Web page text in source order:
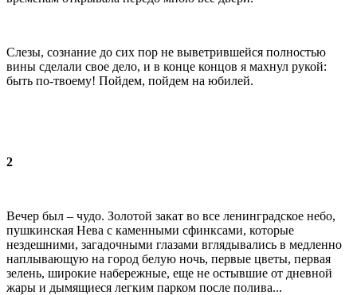
Слезы, сознание до сих пор не выветрившейся полностью
вины сделали свое дело, и в конце концов я махнул рукой:
быть по-твоему! Пойдем, пойдем на юбилей.
2
Вечер был – чудо. Золотой закат во все ленинградское небо,
пушкинская Нева с каменными сфинксами, которые
нездешними, загадочными глазами вглядывались в медленно
наплывающую на город белую ночь, первые цветы, первая
зелень, широкие набережные, еще не остывшие от дневной
жары и дымящиеся легким парком после полива...